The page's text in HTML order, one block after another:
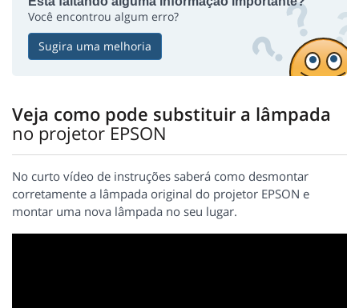
Você encontrou algum erro?
Sugira uma melhoria
Veja como pode substituir a lâmpada
no projetor EPSON
No curto vídeo de instruções saberá como desmontar
corretamente a lâmpada original do projetor EPSON e
montar uma nova lâmpada no seu lugar.